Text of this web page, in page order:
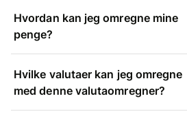
Hvordan kan jeg omregne mine
penge?
Hvilke valutaer kan jeg omregne
med denne valutaomregner?